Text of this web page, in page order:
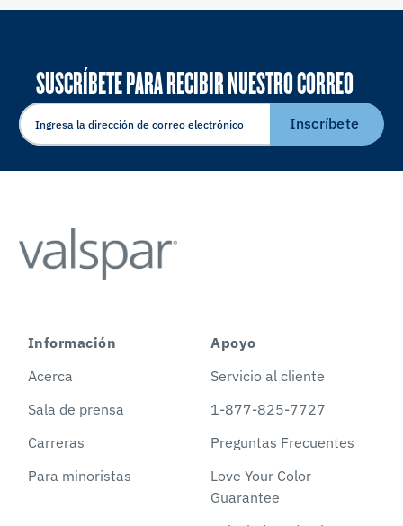
SUSCRÍBETE PARA RECIBIR NUESTRO CORREO
ELECTRÓNICO
Inscríbete
Información
Acerca
Sala de prensa
Carreras
Para minoristas
Apoyo
Servicio al cliente
1-877-825-7727
Preguntas Frecuentes
Love Your Color
Guarantee